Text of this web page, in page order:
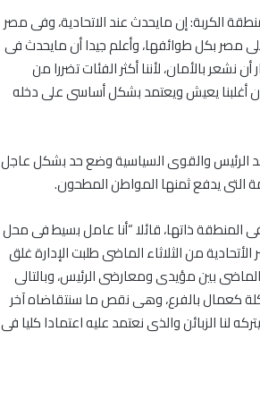
الكربة: إن مايحدث عند الاتحادية، وفى مصر
مصر بكل طوائفها، وأعلم جيدا أن مايحدث فى
بالأمان، لأننا أكثر الفئات تضررا من
أغلبنا يعيش ويعتمد بشكل أساسى على دخله
الرئيس والقوى السياسية وضع حد بشكل عاجل
التى يدفع ثمنها المواطن المطحون.
المنطقة ذاتها، قائلا “أنا عامل بسيط فى محل
من الثلاثاء الماضى طلبت الإدارة غلق
بين مؤيدى ومعارضى الرئيس، وبالتالى
كعمال بالفرع، وهى نقص ما سنتقاضاه آخر
لنا الزبائن والذى نعتمد عليه اعتمادا كليا فى